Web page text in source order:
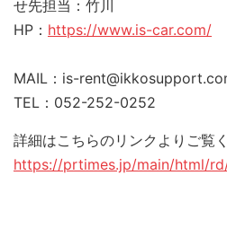
せ先担当：竹川
HP： https://www.is-car.com/
MAIL：is-
TEL：052-252-0252
詳細はこちらのリンクよりご覧く
https://prtimes.jp/main/html/